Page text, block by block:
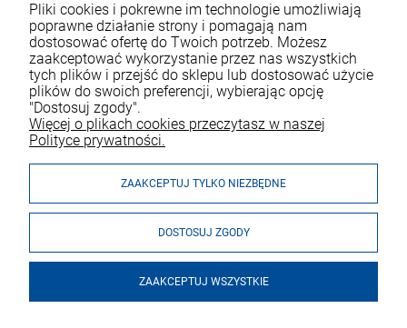
VOICESHOP.PL
ZAKUPY
Pliki cookies i pokrewne im technologie umożliwiają
poprawne działanie strony i pomagają nam
dostosować ofertę do Twoich potrzeb. Możesz
zaakceptować wykorzystanie przez nas wszystkich
tych plików i przejść do sklepu lub dostosować użycie
plików do swoich preferencji, wybierając opcję
"Dostosuj zgody".
Więcej o plikach cookies przeczytasz w naszej
Polityce prywatności.
ZAAKCEPTUJ TYLKO NIEZBĘDNE
DOSTOSUJ ZGODY
ZAAKCEPTUJ WSZYSTKIE